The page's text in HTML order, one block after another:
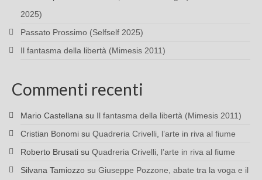
2025)
Passato Prossimo (Selfself 2025)
Il fantasma della libertà (Mimesis 2011)
Commenti recenti
Mario Castellana su Il fantasma della libertà (Mimesis 2011)
Cristian Bonomi su Quadreria Crivelli, l’arte in riva al fiume
Roberto Brusati su Quadreria Crivelli, l’arte in riva al fiume
Silvana Tamiozzo su Giuseppe Pozzone, abate tra la voga e il